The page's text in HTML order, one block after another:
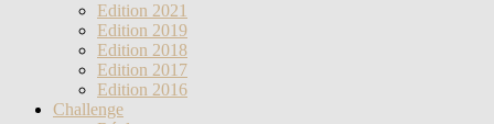
Edition 2021
Edition 2019
Edition 2018
Edition 2017
Edition 2016
Challenge